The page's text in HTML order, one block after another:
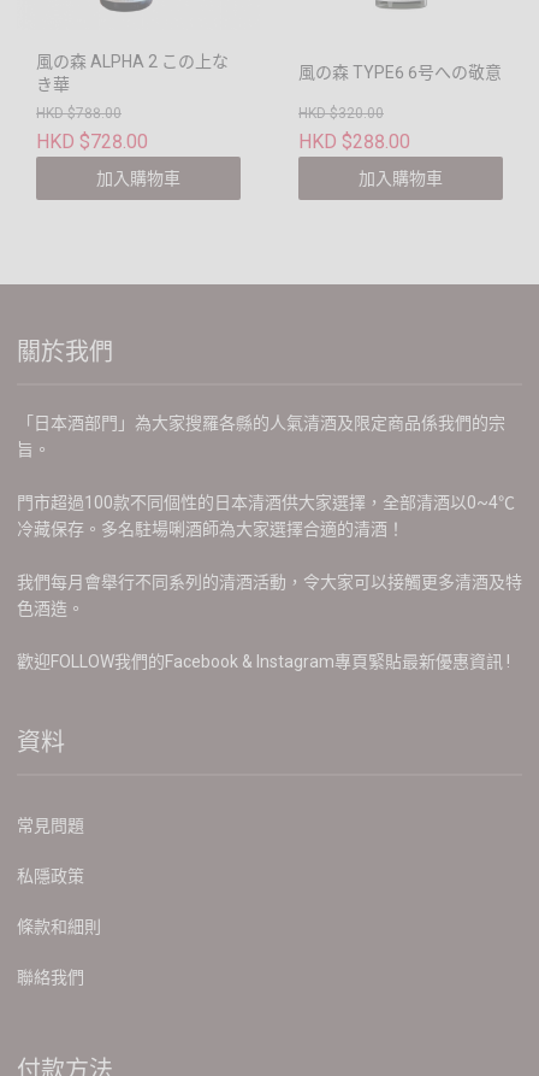
風の森 ALPHA 2 この上な
き華
HKD $788.00
HKD $728.00
加入購物車
風の森 TYPE6 6号への敬意
HKD $320.00
HKD $288.00
加入購物車
關於我們
「日本酒部門」為大家搜羅各縣的人氣清酒及限定商品係我們的宗
旨。
門市超過100款不同個性的日本清酒供大家選擇，全部清酒以0~4℃
冷藏保存。多名駐場唎酒師為大家選擇合適的清酒！
我們每月會舉行不同系列的清酒活動，令大家可以接觸更多清酒及特
色酒造。
歡迎FOLLOW我們的Facebook & Instagram專頁緊貼最新優惠資訊 !
資料
常見問題
私隱政策
條款和細則
聯絡我們
付款方法